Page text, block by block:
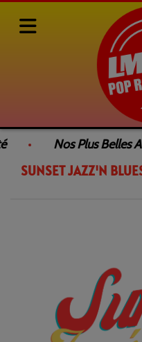
Nos Plus Belles
Rediffusions de nos
SUNSET JAZZ'N